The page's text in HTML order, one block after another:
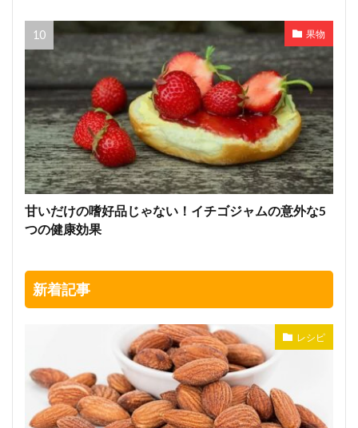
果物
甘いだけの嗜好品じゃない！イチゴジャムの意外な5
つの健康効果
新着記事
レシピ